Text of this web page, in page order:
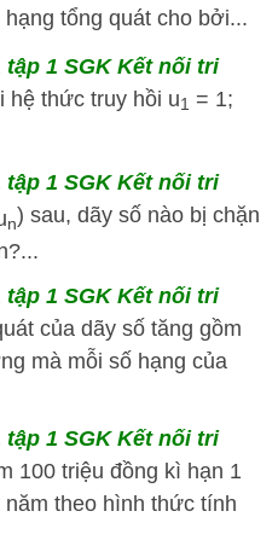
hạng tổng quát cho bởi...
tập 1 SGK Kết nối tri
hệ thức truy hồi u1 = 1;
tập 1 SGK Kết nối tri
n) sau, dãy số nào bị chặn
tập 1 SGK Kết nối tri
của dãy số tăng gồm
mà mỗi số hạng của
tập 1 SGK Kết nối tri
100 triệu đồng kì hạn 1
theo hình thức tính